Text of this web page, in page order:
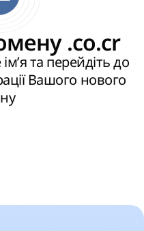
.co.cr
та перейдіть до
Вашого нового